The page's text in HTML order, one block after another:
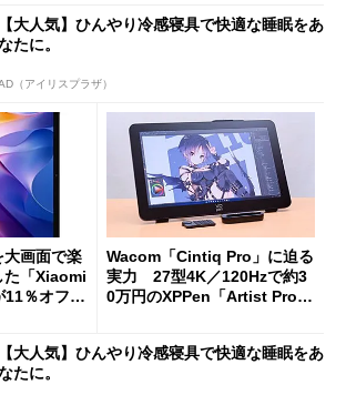
【大人気】ひんやり冷感寝具で快適な睡眠をあ
たに。
（アイリスプラザ）
大画面で楽
た「Xiaomi
％オフの
Wacom「Cintiq Pro」に迫る
実力 27型4K／120Hzで約3
0万円のXPPen「Artist Pro 2
【大人気】ひんやり冷感寝具で快適な睡眠をあ
たに。